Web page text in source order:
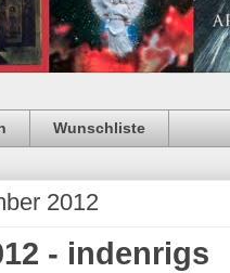
Wunschliste
2012
- indenrigs